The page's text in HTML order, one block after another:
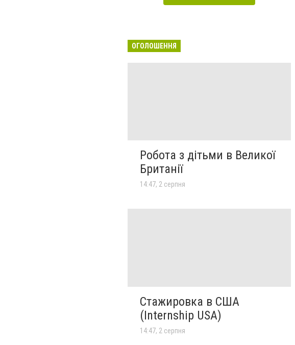
ОГОЛОШЕННЯ
Робота з дітьми в Великої
Британії
14:47, 2 серпня
Стажировка в США
(Internship USA)
14:47, 2 серпня